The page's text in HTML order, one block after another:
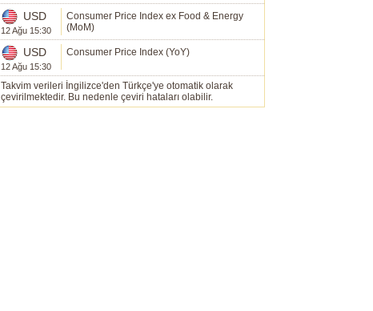
USD
12 Ağu 15:30
Consumer Price Index ex Food & Energy
(MoM)
USD
12 Ağu 15:30
Consumer Price Index (YoY)
Takvim verileri İngilizce'den Türkçe'ye otomatik olarak
çevirilmektedir. Bu nedenle çeviri hataları olabilir.